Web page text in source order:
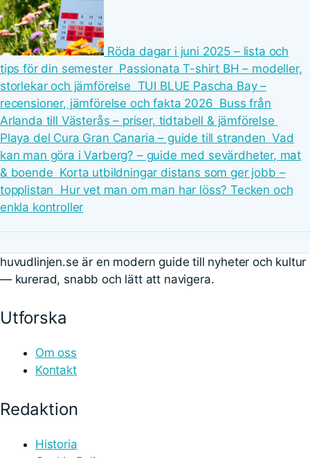
Röda dagar i juni 2025 – lista och
tips för din semester Passionata T-shirt BH – modeller,
storlekar och jämförelse TUI BLUE Pascha Bay –
recensioner, jämförelse och fakta 2026 Buss från
Arlanda till Västerås – priser, tidtabell & jämförelse
Playa del Cura Gran Canaria – guide till stranden Vad
kan man göra i Varberg? – guide med sevärdheter, mat
& boende Korta utbildningar distans som ger jobb –
topplistan Hur vet man om man har löss? Tecken och
enkla kontroller
huvudlinjen.se är en modern guide till nyheter och kultur
— kurerad, snabb och lätt att navigera.
Utforska
Om oss
Kontakt
Redaktion
Historia